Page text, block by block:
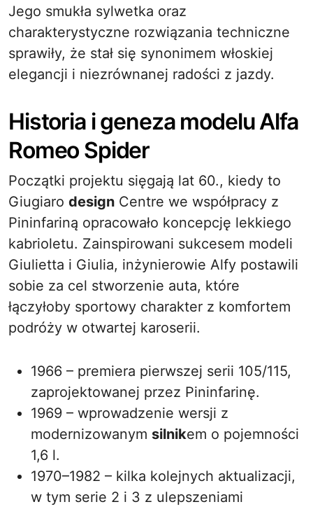
Jego smukła sylwetka oraz
charakterystyczne rozwiązania techniczne
sprawiły, że stał się synonimem włoskiej
elegancji i niezrównanej radości z jazdy.
Historia i geneza modelu Alfa
Romeo Spider
Początki projektu sięgają lat 60., kiedy to
Giugiaro design Centre we współpracy z
Pininfariną opracowało koncepcję lekkiego
kabrioletu. Zainspirowani sukcesem modeli
Giulietta i Giulia, inżynierowie Alfy postawili
sobie za cel stworzenie auta, które
łączyłoby sportowy charakter z komfortem
podróży w otwartej karoserii.
1966 – premiera pierwszej serii 105/115,
zaprojektowanej przez Pininfarinę.
1969 – wprowadzenie wersji z
modernizowanym silnikem o pojemności
1,6 l.
1970–1982 – kilka kolejnych aktualizacji,
w tym serie 2 i 3 z ulepszeniami